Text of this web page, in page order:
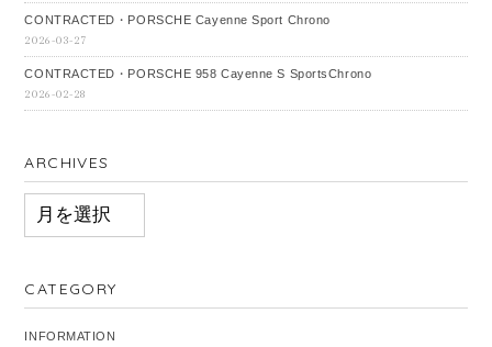
CONTRACTED・PORSCHE Cayenne Sport Chrono
2026-03-27
CONTRACTED・PORSCHE 958 Cayenne S SportsChrono
2026-02-28
ARCHIVES
ARCHIVES
CATEGORY
INFORMATION